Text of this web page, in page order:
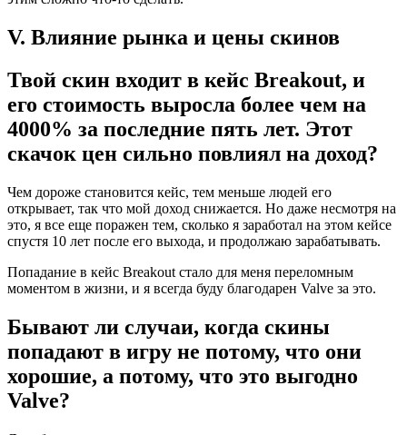
V. Влияние рынка и цены скинов
Твой скин входит в кейс Breakout, и
его стоимость выросла более чем на
4000% за последние пять лет. Этот
скачок цен сильно повлиял на доход?
Чем дороже становится кейс, тем меньше людей его
открывает, так что мой доход снижается. Но даже несмотря на
это, я все еще поражен тем, сколько я заработал на этом кейсе
спустя 10 лет после его выхода, и продолжаю зарабатывать.
Попадание в кейс Breakout стало для меня переломным
моментом в жизни, и я всегда буду благодарен Valve за это.
Бывают ли случаи, когда скины
попадают в игру не потому, что они
хорошие, а потому, что это выгодно
Valve?